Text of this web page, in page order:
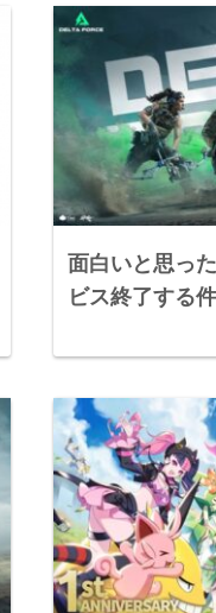
面白いと思っ
ビス終了する件